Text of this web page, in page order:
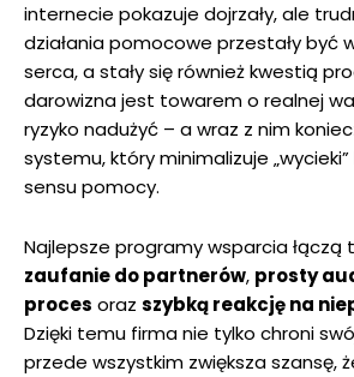
internecie pokazuje dojrzały, ale
działania pomocowe przestały być
serca, a stały się również kwestią
darowizna jest towarem o realnej
ryzyko nadużyć – a wraz z nim
systemu, który minimalizuje
sensu pomocy.
Najlepsze programy wsparcia łączą
zaufanie do partnerów, prosty
proces oraz szybką reakcję na
Dzięki temu firma nie tylko chroni
przede wszystkim zwiększa szansę,